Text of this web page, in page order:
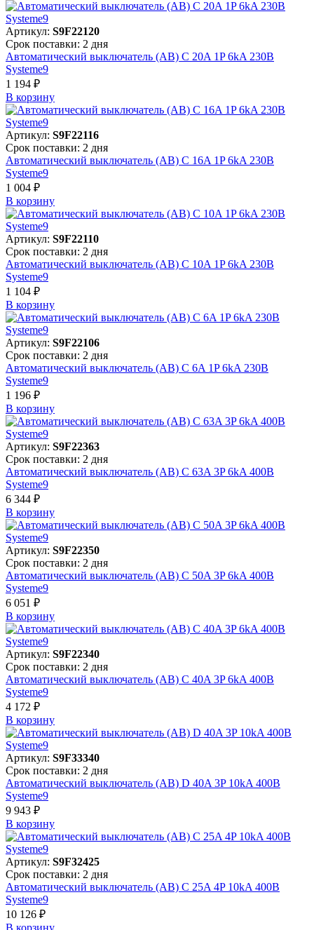
Артикул: S9F22120
Срок поставки: 2 дня
Автоматический выключатель (АВ) C 20A 1P 6kA 230В
Systeme9
1 194 ₽
В корзинy
Артикул: S9F22116
Срок поставки: 2 дня
Автоматический выключатель (АВ) C 16A 1P 6kA 230В
Systeme9
1 004 ₽
В корзинy
Артикул: S9F22110
Срок поставки: 2 дня
Автоматический выключатель (АВ) C 10A 1P 6kA 230В
Systeme9
1 104 ₽
В корзинy
Артикул: S9F22106
Срок поставки: 2 дня
Автоматический выключатель (АВ) C 6A 1P 6kA 230В
Systeme9
1 196 ₽
В корзинy
Артикул: S9F22363
Срок поставки: 2 дня
Автоматический выключатель (АВ) C 63A 3P 6kA 400В
Systeme9
6 344 ₽
В корзинy
Артикул: S9F22350
Срок поставки: 2 дня
Автоматический выключатель (АВ) C 50A 3P 6kA 400В
Systeme9
6 051 ₽
В корзинy
Артикул: S9F22340
Срок поставки: 2 дня
Автоматический выключатель (АВ) C 40A 3P 6kA 400В
Systeme9
4 172 ₽
В корзинy
Артикул: S9F33340
Срок поставки: 2 дня
Автоматический выключатель (АВ) D 40A 3P 10kA 400В
Systeme9
9 943 ₽
В корзинy
Артикул: S9F32425
Срок поставки: 2 дня
Автоматический выключатель (АВ) C 25A 4P 10kA 400В
Systeme9
10 126 ₽
В корзинy